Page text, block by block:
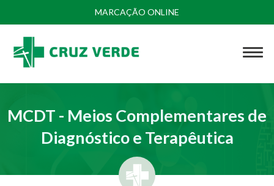
MARCAÇÃO ONLINE
MCDT - Meios Complementares de
Diagnóstico e Terapêutica